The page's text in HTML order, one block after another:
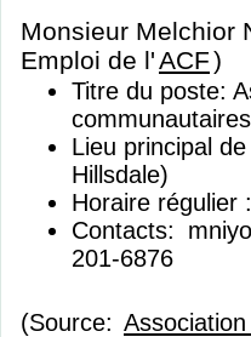
Monsieur Melchior
Emploi de l'ACF)
Titre du poste:
Lieu principal
Hillsdale)
Horaire régulier
Contacts:
201-6876
(Source: